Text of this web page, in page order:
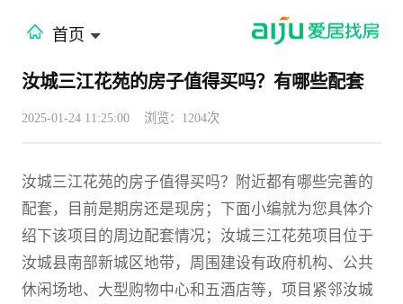
首页
汝城三江花苑的房子值得买吗？有哪些配套
2025-01-24 11:25:00 浏览：1204次
汝城三江花苑的房子值得买吗？附近都有哪些完善的
配套，目前是期房还是现房；下面小编就为您具体介
绍下该项目的周边配套情况；汝城三江花苑项目位于
汝城县南部新城区地带，周围建设有政府机构、公共
休闲场地、大型购物中心和五酒店等，项目紧邻汝城